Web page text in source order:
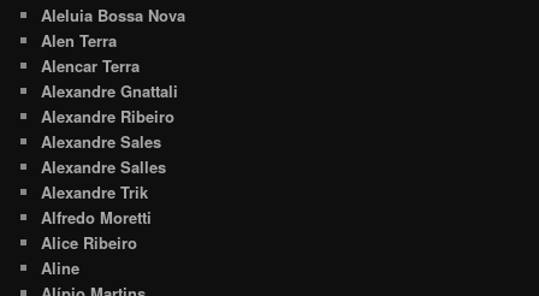
Aleluia Bossa Nova
Alen Terra
Alencar Terra
Alexandre Gnattali
Alexandre Ribeiro
Alexandre Sales
Alexandre Salles
Alexandre Trik
Alfredo Moretti
Alice Ribeiro
Aline